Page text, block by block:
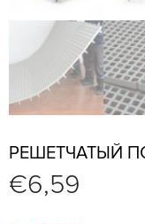
РЕШЕТЧАТЫЙ
€6,59